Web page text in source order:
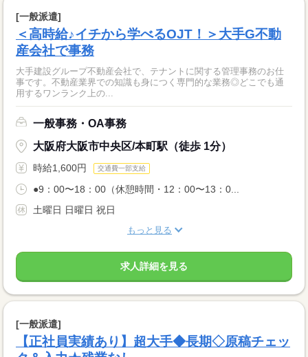
[一般派遣]
＜高時給♪イチから学べるOJT！＞大手G不動
産会社で事務
大手建設グループ不動産会社で、テナントに関する管理事務のお仕
事です。不動産業界での知識も身につく専門的な業務◎どこでも通
用するワンランク上の...
一般事務・OA事務
大阪府大阪市中央区/本町駅（徒歩 1分）
時給1,600円 交通費一部支給
●9：00〜18：00（休憩時間・12：00〜13：0...
土曜日 日曜日 祝日
もっと見る
求人詳細を見る
[一般派遣]
【正社員実績あり】超大手◆長期◇原稿チェッ